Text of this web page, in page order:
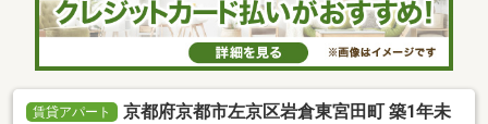
賃貸アパート
京都府京都市左京区岩倉東宮田町 築1年未